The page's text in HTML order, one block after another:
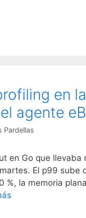
en
agente
Pardellas
en Go que
El p99 sube
%, la memoria